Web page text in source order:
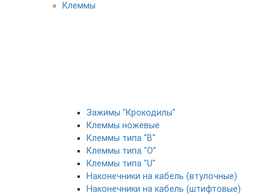
Клеммы
Зажимы "Крокодилы"
Клеммы ножевые
Клеммы типа "B"
Клеммы типа "O"
Клеммы типа "U"
Наконечники на кабель (втулочные)
Наконечники на кабель (штифтовые)